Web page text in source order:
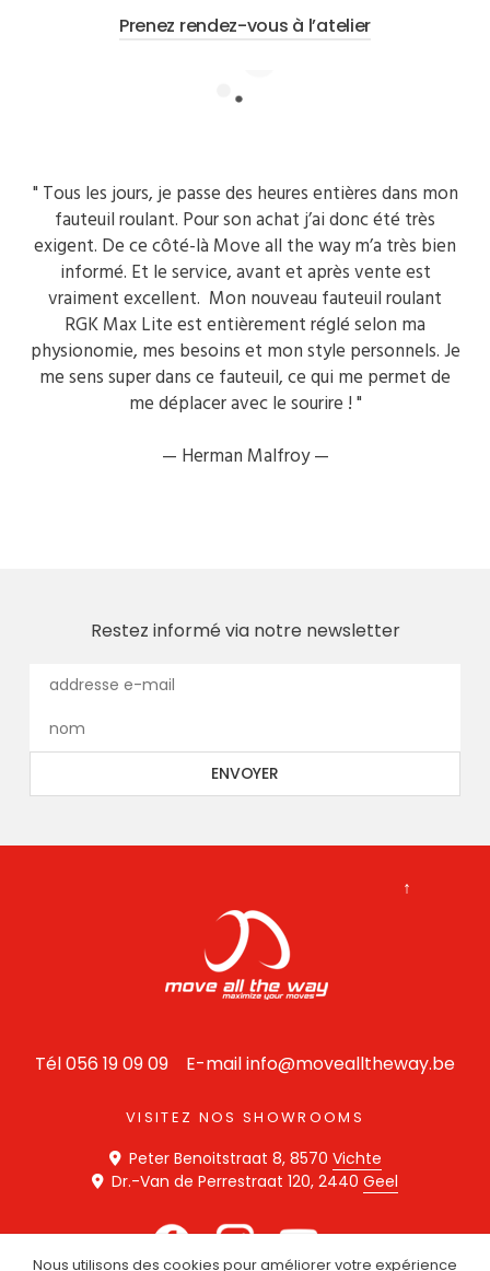
Prenez rendez-vous à l’atelier
" Tous les jours, je passe des heures entières dans mon
fauteuil roulant. Pour son achat j’ai donc été très
exigent. De ce côté-là Move all the way m’a très bien
informé. Et le service, avant et après vente est
vraiment excellent. Mon nouveau fauteuil roulant
RGK Max Lite est entièrement réglé selon ma
physionomie, mes besoins et mon style personnels. Je
me sens super dans ce fauteuil, ce qui me permet de
me déplacer avec le sourire ! "
— Herman Malfroy —
Restez informé via notre newsletter
↑
Tél 056 19 09 09 E-mail info@movealltheway.be
VISITEZ NOS SHOWROOMS
Peter Benoitstraat 8, 8570 Vichte
Dr.-Van de Perrestraat 120, 2440 Geel
Nous utilisons des cookies pour améliorer votre expérience